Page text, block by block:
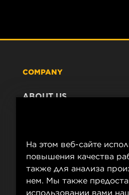
COMPANY
ABOUT US
COMPANY STORE
DATA PRIVACY
LEGAL NOTICE
IMPRINT
На этом веб-сайте
повышения качества
также для анализа
нем. Мы также
использовании вами